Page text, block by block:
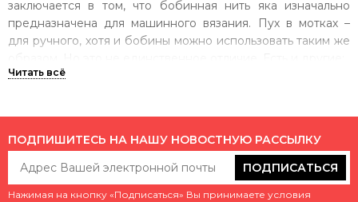
заключается в том, что бобинная нить яка изначально
предназначена для машинного вязания. Пух в мотках –
для ручного, хотя и бобины можно использовать таким же
По цене такой вариант более доступный, если
мотках.
Все остальные качества – идентичные. Поэтому
ПОДПИШИТЕСЬ НА НАШУ НОВОСТНУЮ РАССЫЛКУ
ПОДПИСАТЬСЯ
Нажимая на кнопку «Подписаться» Вы принимаете условия